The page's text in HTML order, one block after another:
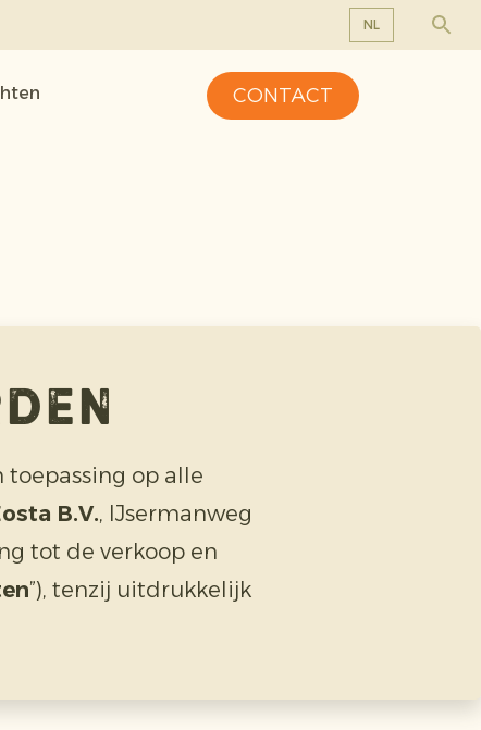
NL
CONTACT
toepassing op alle
B.V., IJsermanweg
tot de verkoop en
”), tenzij uitdrukkelijk